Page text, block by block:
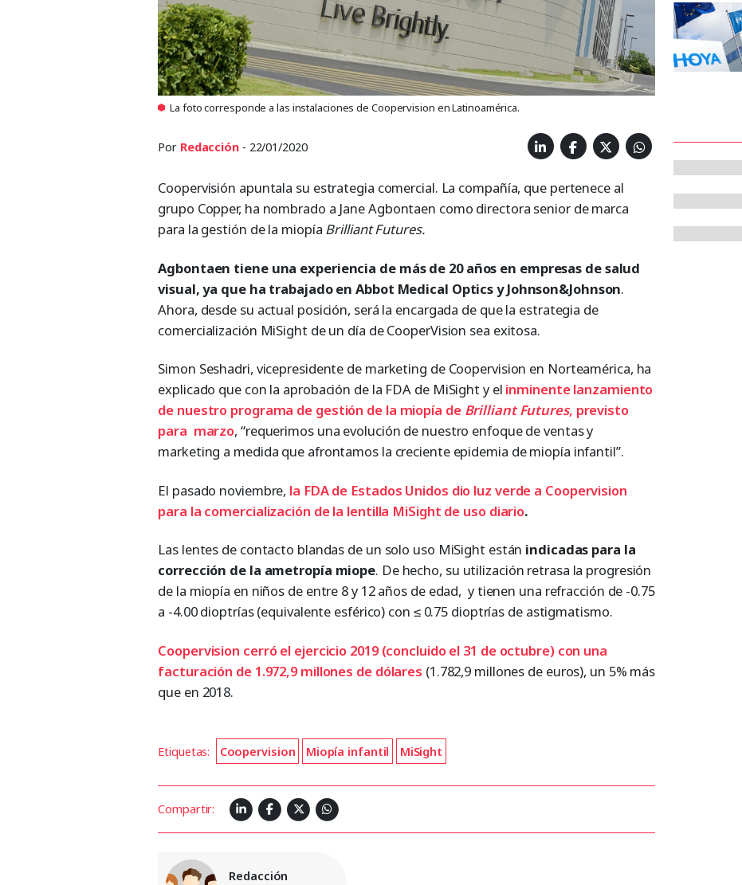
La foto corresponde a las instalaciones de Coopervision en Latinoamérica.
Por Redacción- 22/01/2020
Coopervisión apuntala su estrategia comercial. La compañía, que pertenece al
grupo Copper, ha nombrado a Jane Agbontaen como directora senior de marca
para la gestión de la miopía Brilliant Futures.
Agbontaen tiene una experiencia de más de 20 años en empresas de salud
visual, ya que ha trabajado en Abbot Medical Optics y Johnson&Johnson.
Ahora, desde su actual posición, será la encargada de que la estrategia de
comercialización MiSight de un día de CooperVision sea exitosa.
Simon Seshadri, vicepresidente de marketing de Coopervision en Norteamérica, ha
explicado que con la aprobación de la FDA de MiSight y el inminente lanzamiento
de nuestro programa de gestión de la miopía de Brilliant Futures, previsto
para marzo, “requerimos una evolución de nuestro enfoque de ventas y
marketing a medida que afrontamos la creciente epidemia de miopía infantil”.
El pasado noviembre, la FDA de Estados Unidos dio luz verde a Coopervision
para la comercialización de la lentilla MiSight de uso diario.
Las lentes de contacto blandas de un solo uso MiSight están indicadas para la
corrección de la ametropía miope. De hecho, su utilización retrasa la progresión
de la miopía en niños de entre 8 y 12 años de edad, y tienen una refracción de -0.75
a -4.00 dioptrías (equivalente esférico) con ≤ 0.75 dioptrías de astigmatismo.
Coopervision cerró el ejercicio 2019 (concluido el 31 de octubre) con una
facturación de 1.972,9 millones de dólares (1.782,9 millones de euros), un 5% más
que en 2018.
Etiquetas: Coopervision Miopía infantil MiSight
Compartir:
Redacción